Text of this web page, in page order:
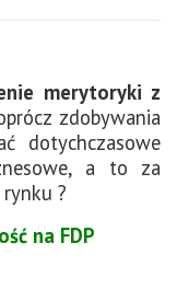
merytoryki z
zdobywania
dotychczasowe
a to za
?
na FDP